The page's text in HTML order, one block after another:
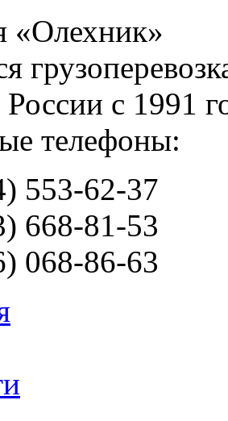
«Олехник»
с 1991
телефоны:
553-62-37
668-81-53
068-86-63